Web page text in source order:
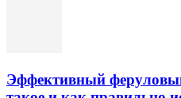
Эффективный